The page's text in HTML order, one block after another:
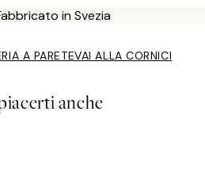
in Svezia
A PARETEVAI ALLA CORNICI
anche